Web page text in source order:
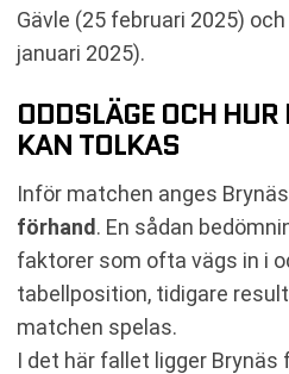
Gävle (25 februari 2025)
januari 2025).
ODDSLÄGE OCH
KAN TOLKAS
Inför matchen anges
förhand. En sådan
faktorer som ofta vägs in i
tabellposition, tidigare
matchen spelas.
I det här fallet ligger Brynäs